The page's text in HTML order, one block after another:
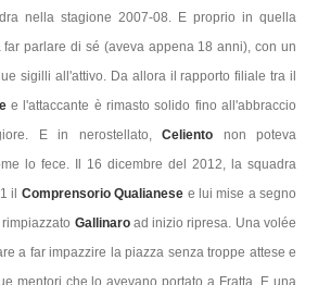
nella stagione 2007-08. E proprio in quella
parlare di sé (aveva appena 18 anni), con un
sigilli all'attivo. Da allora il rapporto filiale tra il
e l'attaccante è rimasto solido fino all'abbraccio
E in nerostellato, Celiento non poteva
lo fece. Il 16 dicembre del 2012, la squadra
il Comprensorio Qualianese e lui mise a segno
Gallinaroad inizio ripresa. Una volée
a far impazzire la piazza senza troppe attese e
mentori che lo avevano portato a Fratta. E una